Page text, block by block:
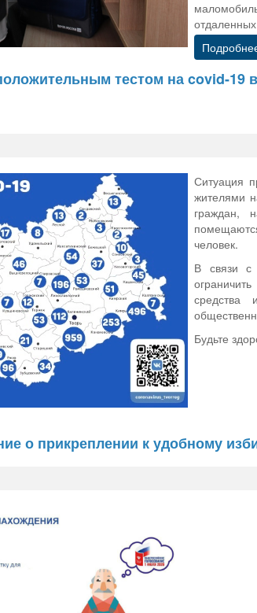
тестом на covid-19
Ситуация
жителями
граждан,
человек.
В связи с
средства
Будьте
о прикреплении к удобному